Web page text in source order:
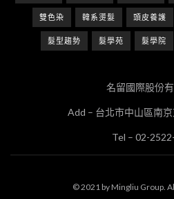
雙色染 韓系燙髮 頭皮養護
髮型趨勢 髮學苑 髮學院
名留國際股份
Add – 台北市中山區南
Tel – 02-
© 2021 by Mingliu Group.